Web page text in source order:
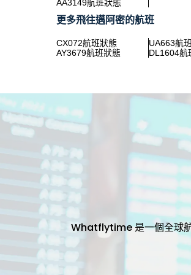
AA3149航班狀態
更多飛往邁阿密的航班
CX072航班狀態 UA663航
AY3679航班狀態
DL1604航
Whatflytime 是一個全球